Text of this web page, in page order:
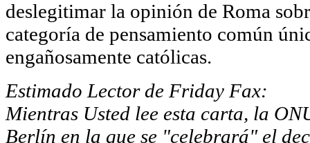
deslegitimar la opinión de Roma
categoría de pensamiento común
engañosamente católicas.
Estimado Lector de Friday Fax:
Mientras Usted lee esta carta, la
Berlín en la que se "celebrará" el